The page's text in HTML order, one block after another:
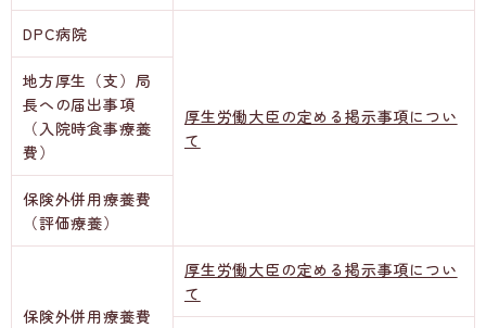
DPC病院
厚生労働大臣の定める掲示事項につい
て
地方厚生（支）局
長への届出事項
（入院時食事療養
費）
保険外併用療養費
（評価療養）
保険外併用療養費
厚生労働大臣の定める掲示事項につい
て